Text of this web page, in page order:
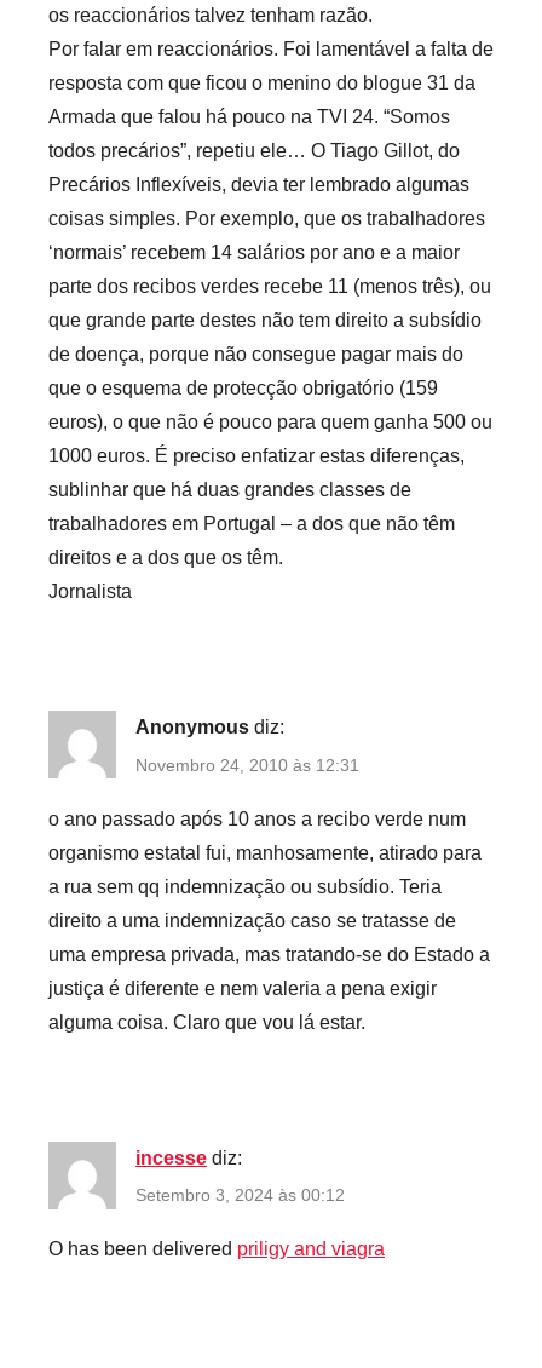
os reaccionários talvez tenham razão.
Por falar em reaccionários. Foi lamentável a falta de
resposta com que ficou o menino do blogue 31 da
Armada que falou há pouco na TVI 24. “Somos
todos precários”, repetiu ele… O Tiago Gillot, do
Precários Inflexíveis, devia ter lembrado algumas
coisas simples. Por exemplo, que os trabalhadores
‘normais’ recebem 14 salários por ano e a maior
parte dos recibos verdes recebe 11 (menos três), ou
que grande parte destes não tem direito a subsídio
de doença, porque não consegue pagar mais do
que o esquema de protecção obrigatório (159
euros), o que não é pouco para quem ganha 500 ou
1000 euros. É preciso enfatizar estas diferenças,
sublinhar que há duas grandes classes de
trabalhadores em Portugal – a dos que não têm
direitos e a dos que os têm.
Jornalista
Anonymous diz:
Novembro 24, 2010 às 12:31
o ano passado após 10 anos a recibo verde num
organismo estatal fui, manhosamente, atirado para
a rua sem qq indemnização ou subsídio. Teria
direito a uma indemnização caso se tratasse de
uma empresa privada, mas tratando-se do Estado a
justiça é diferente e nem valeria a pena exigir
alguma coisa. Claro que vou lá estar.
incesse diz:
Setembro 3, 2024 às 00:12
O has been delivered priligy and viagra